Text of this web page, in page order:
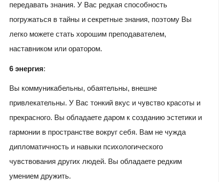
передавать знания. У Вас редкая способность
погружаться в тайны и секретные знания, поэтому Вы
легко можете стать хорошим преподавателем,
наставником или оратором.
6 энергия:
Вы коммуникабельны, обаятельны, внешне
привлекательны. У Вас тонкий вкус и чувство красоты и
прекрасного. Вы обладаете даром к созданию эстетики и
гармонии в пространстве вокруг себя. Вам не чужда
дипломатичность и навыки психологического
чувствования других людей. Вы обладаете редким
умением дружить.